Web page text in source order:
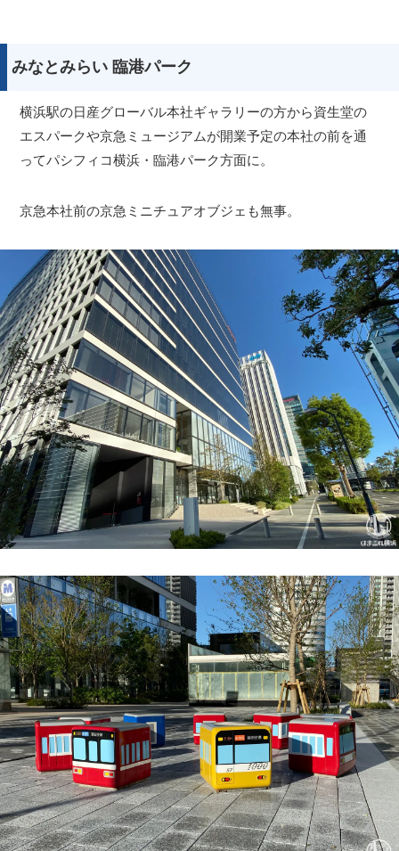
みなとみらい 臨港パーク
横浜駅の日産グローバル本社ギャラリーの方から資生堂の
エスパークや京急ミュージアムが開業予定の本社の前を通
ってパシフィコ横浜・臨港パーク方面に。
京急本社前の京急ミニチュアオブジェも無事。